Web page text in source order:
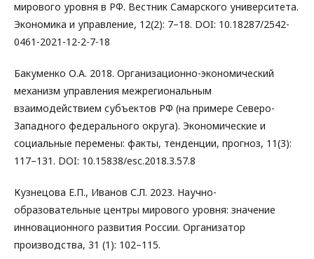
мирового уровня в РФ. Вестник Самарского университета.
Экономика и управление, 12(2): 7–18. DOI: 10.18287/2542-
0461-2021-12-2-7-18
Бакуменко О.А. 2018. Организационно-экономический
механизм управления межрегиональным
взаимодействием субъектов РФ (на примере Северо-
Западного федерального округа). Экономические и
социальные перемены: факты, тенденции, прогноз, 11(3):
117–131. DOI: 10.15838/esc.2018.3.57.8
Кузнецова Е.П., Иванов С.Л. 2023. Научно-
образовательные центры мирового уровня: значение
инновационного развития России. Организатор
производства, 31 (1): 102–115.